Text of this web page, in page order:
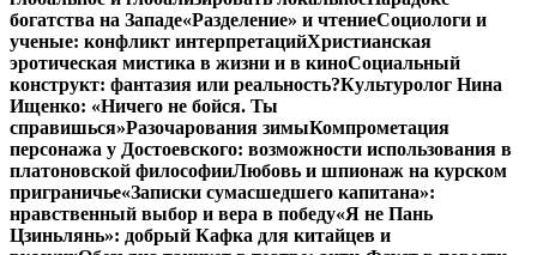
богатства на Западе«Разделение» и чтениеСоциологи и
ученые: конфликт интерпретацийХристианская
эротическая мистика в жизни и в киноСоциальный
конструкт: фантазия или реальность?Культуролог Нина
Ищенко: «Ничего не бойся. Ты
справишься»Разочарования зимыКомпрометация
персонажа у Достоевского: возможности использования в
платоновской философииЛюбовь и шпионаж на курском
приграничье«Записки сумасшедшего капитана»:
нравственный выбор и вера в победу«Я не Пань
Цзиньлянь»: добрый Кафка для китайцев и